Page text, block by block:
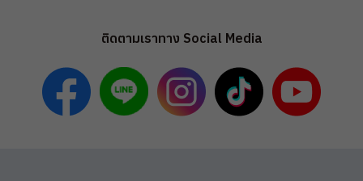
ติดตามเราทาง Social Media